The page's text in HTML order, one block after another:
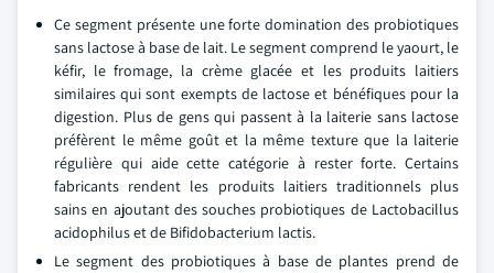
Ce segment présente une forte domination des probiotiques
sans lactose à base de lait. Le segment comprend le yaourt, le
kéfir, le fromage, la crème glacée et les produits laitiers
similaires qui sont exempts de lactose et bénéfiques pour la
digestion. Plus de gens qui passent à la laiterie sans lactose
préfèrent le même goût et la même texture que la laiterie
régulière qui aide cette catégorie à rester forte. Certains
fabricants rendent les produits laitiers traditionnels plus
sains en ajoutant des souches probiotiques de Lactobacillus
acidophilus et de Bifidobacterium lactis.
Le segment des probiotiques à base de plantes prend de